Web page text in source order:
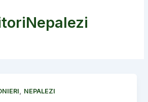
, NEPALEZI